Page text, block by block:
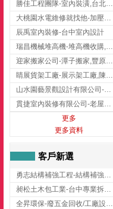
勝佳工程團隊-室內裝潢,台北房屋裝修,三重室內裝修
大桃園水電維修就找他-加壓馬達,抽水馬達,桃園水電行,中壢水電
辰禹室內裝修-台中室內設計
瑞昌機械堆高機-堆高機收購,新北市堆高機,桃園堆高機
迎家搬家公司-潭子搬家,豐原搬家,大雅搬家,大甲搬家,台中推薦搬家,台中搬家
睛展貨架工廠-展示架工廠,陳列架,台中展示架工廠
山水園藝景觀設計有限公司-景觀工程,景觀設計,新竹園藝工程,新竹景觀設計
貫捷室內裝修有限公司-老屋翻新工程,台中老屋翻新工程,台中舊屋翻新
更多
更多資料
客戶新選
勇志結構補強工程-結構補強工程 ,桃園結構補強工程,龍潭結構補強工程
昶松土木包工業-台中專業拆除工程/挖土機出租
全昇環保-廢五金回收/工廠設備收購/機械設備回收/高價收購廠房設備